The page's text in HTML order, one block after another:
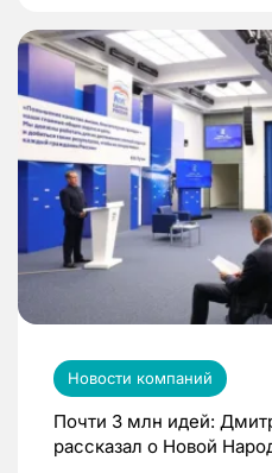
Новости компаний
Почти 3 млн идей:
рассказал о Новой